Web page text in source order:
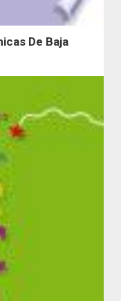
De Baja